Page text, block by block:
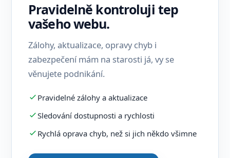
Pravidelně kontroluji tep
vašeho webu.
Zálohy, aktualizace, opravy chyb i
zabezpečení mám na starosti já, vy se
věnujete podnikání.
Pravidelné zálohy a aktualizace
Sledování dostupnosti a rychlosti
Rychlá oprava chyb, než si jich někdo všimne